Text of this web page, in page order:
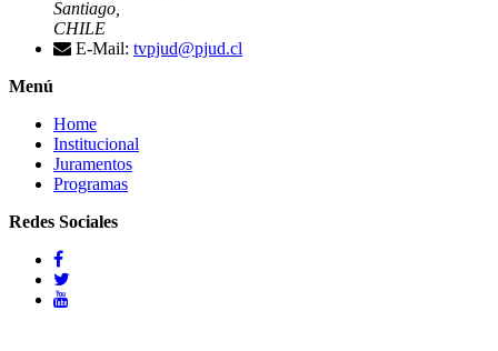
Santiago,
CHILE
E-Mail: tvpjud@pjud.cl
Menú
Home
Institucional
Juramentos
Programas
Redes Sociales